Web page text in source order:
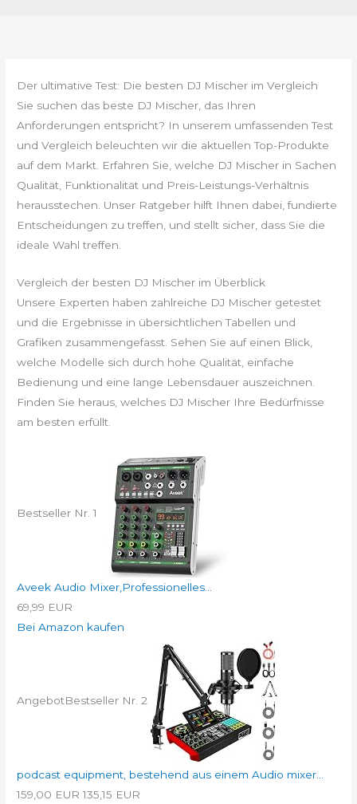
Der ultimative Test: Die besten DJ Mischer im Vergleich
Sie suchen das beste DJ Mischer, das Ihren
Anforderungen entspricht? In unserem umfassenden Test
und Vergleich beleuchten wir die aktuellen Top-Produkte
auf dem Markt. Erfahren Sie, welche DJ Mischer in Sachen
Qualität, Funktionalität und Preis-Leistungs-Verhältnis
herausstechen. Unser Ratgeber hilft Ihnen dabei, fundierte
Entscheidungen zu treffen, und stellt sicher, dass Sie die
ideale Wahl treffen.
Vergleich der besten DJ Mischer im Überblick
Unsere Experten haben zahlreiche DJ Mischer getestet
und die Ergebnisse in übersichtlichen Tabellen und
Grafiken zusammengefasst. Sehen Sie auf einen Blick,
welche Modelle sich durch hohe Qualität, einfache
Bedienung und eine lange Lebensdauer auszeichnen.
Finden Sie heraus, welches DJ Mischer Ihre Bedürfnisse
am besten erfüllt.
Bestseller Nr. 1
Aveek Audio Mixer,Professionelles...
69,99 EUR
Bei Amazon kaufen
AngebotBestseller Nr. 2
podcast equipment, bestehend aus einem Audio mixer...
159,00 EUR 135,15 EUR